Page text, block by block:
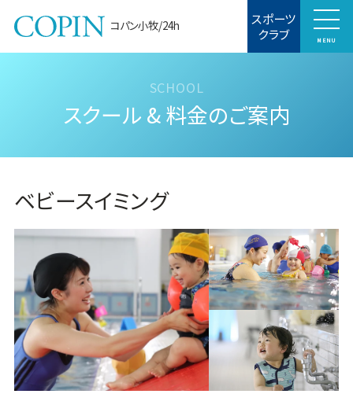
コパン小牧/24h スポーツ
クラブ MENU
スクール & 料金のご案内
ベビースイミング